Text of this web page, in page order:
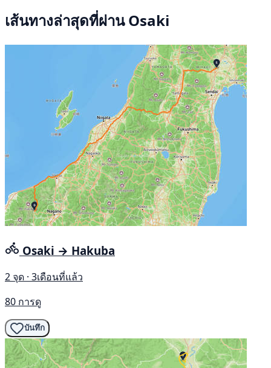
เส้นทางล่าสุดที่ผ่าน Osaki
Osaki → Hakuba
2 จุด · 3เดือนที่แล้ว
80 การดู
บันทึก